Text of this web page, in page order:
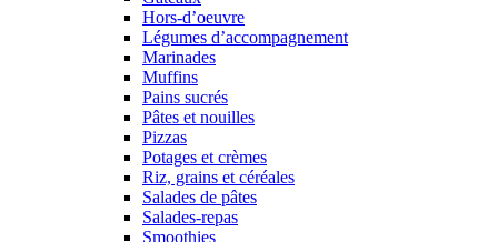
Hors-d’oeuvre
Légumes d’accompagnement
Marinades
Muffins
Pains sucrés
Pâtes et nouilles
Pizzas
Potages et crèmes
Riz, grains et céréales
Salades de pâtes
Salades-repas
Smoothies